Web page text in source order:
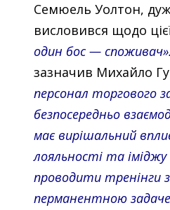
Семюель Уолтон,
висловився щодо
один бос — споживач».
зазначив Михайло
персонал торгового
безпосередньо
має вирішальний
лояльності та
проводити тренінги
перманентною